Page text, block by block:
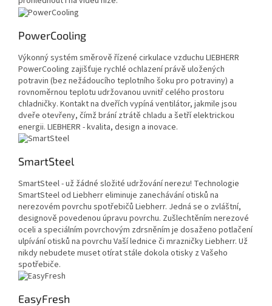
PowerCooling
Výkonný systém směrově řízené cirkulace vzduchu LIEBHERR
PowerCooling zajišťuje rychlé ochlazení právě uložených
potravin (bez nežádoucího teplotního šoku pro potraviny) a
rovnoměrnou teplotu udržovanou uvnitř celého prostoru
chladničky. Kontakt na dveřích vypíná ventilátor, jakmile jsou
dveře otevřeny, čímž brání ztrátě chladu a šetří elektrickou
energii. LIEBHERR - kvalita, design a inovace.
SmartSteel
SmartSteel - už žádné složité udržování nerezu! Technologie
SmartSteel od Liebherr eliminuje zanechávání otisků na
nerezovém povrchu spotřebičů Liebherr. Jedná se o zvláštní,
designově povedenou úpravu povrchu. Zušlechtěním nerezové
oceli a speciálním povrchovým zdrsněním je dosaženo potlačení
ulpívání otisků na povrchu Vaší lednice či mrazničky Liebherr. Už
nikdy nebudete muset otírat stále dokola otisky z Vašeho
spotřebiče.
EasyFresh